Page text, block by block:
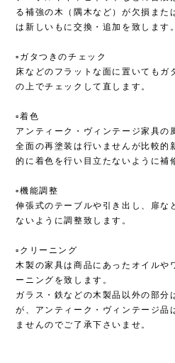
る補強の木（隅木など）が欠損また
は新しいもに交換・追加を致します。
▫︎ガタつきのチェック
床などのフラットな面に置いてもガ
の上でチェックして直します。
▫︎着色
アンティーク・ヴィンテージ家具の
全面の再塗装は行いませんが比較的
的に着色を行い目立たないように補
▫︎機能調整
伸張式のテーブルや引き出し、扉な
ないように調整致します。
▫︎クリーニング
木製の家具は商品にあったオイルや
ーニングを致します。
ガラス・鉄などの木製品以外の部分
が、アンティーク・ヴィンテージ品
ませんのでご了承下さいませ。